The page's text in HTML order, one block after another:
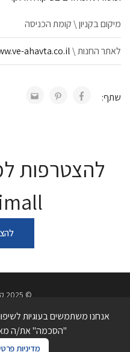
מיקום בקניון \ קומת הכניסה
לאתר החנות \ahavta.co.il
שתף:
להצטרפות
© 2025 קניון עיר ימים .
מדיניות פרטיות
תנאי
כתובת בני ברמן 2, פולג, נתניה | טלפון 09-7738740
אנחנו משתמשים בעוגיות
"הסכמה" את/ה
מדיניות